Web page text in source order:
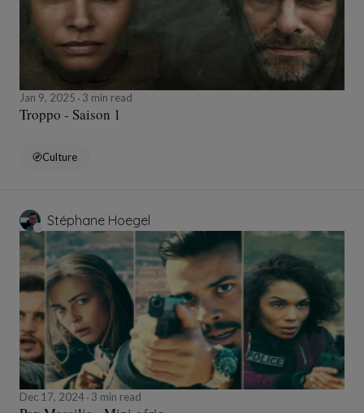
Jan 9, 2025 3 min read
Troppo - Saison 1
Culture
Stéphane Hoegel
Dec 17, 2024 3 min read